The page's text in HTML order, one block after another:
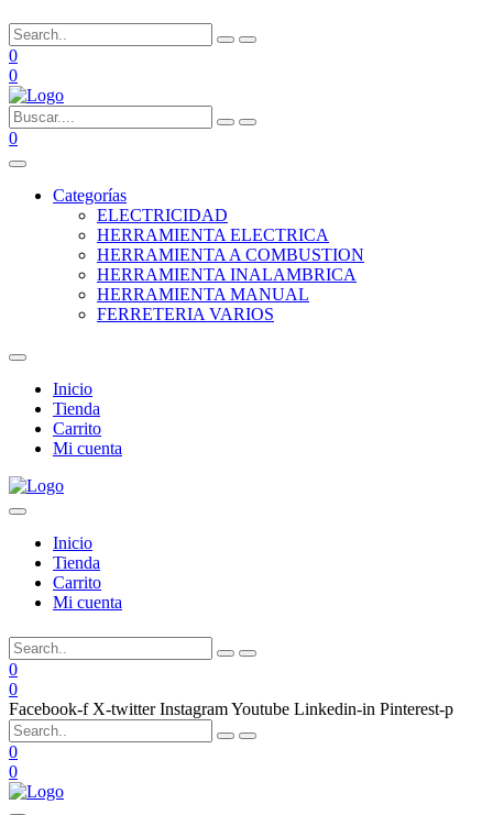
0
0
0
Categorías
ELECTRICIDAD
HERRAMIENTA ELECTRICA
HERRAMIENTA A COMBUSTION
HERRAMIENTA INALAMBRICA
HERRAMIENTA MANUAL
FERRETERIA VARIOS
Inicio
Tienda
Carrito
Mi cuenta
Inicio
Tienda
Carrito
Mi cuenta
0
0
Facebook-f X-twitter InstagramYoutube Linkedin-in Pinterest-p
0
0